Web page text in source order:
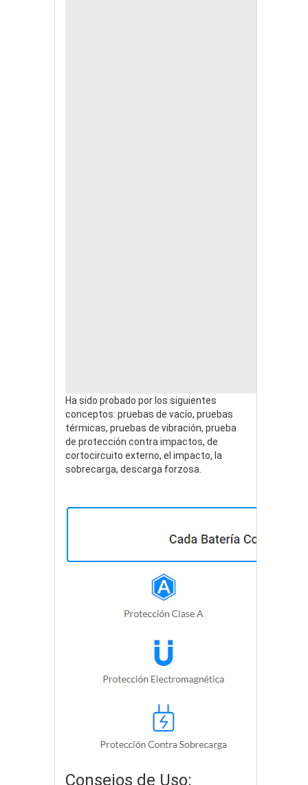
Ha sido probado por los siguientes
conceptos: pruebas de vacío, pruebas
térmicas, pruebas de vibración, prueba
de protección contra impactos, de
cortocircuito externo, el impacto, la
sobrecarga, descarga forzosa.
Consejos de Uso: